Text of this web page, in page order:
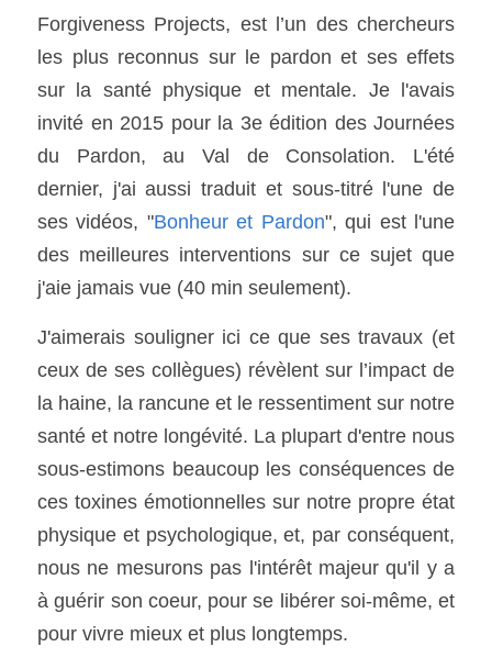
Forgiveness Projects, est l’un des chercheurs
les plus reconnus sur le pardon et ses effets
sur la santé physique et mentale. Je l'avais
invité en 2015 pour la 3e édition des Journées
du Pardon, au Val de Consolation. L'été
dernier, j'ai aussi traduit et sous-titré l'une de
ses vidéos, "Bonheur et Pardon", qui est l'une
des meilleures interventions sur ce sujet que
j'aie jamais vue (40 min seulement).
J'aimerais souligner ici ce que ses travaux (et
ceux de ses collègues) révèlent sur l’impact de
la haine, la rancune et le ressentiment sur notre
santé et notre longévité. La plupart d'entre nous
sous-estimons beaucoup les conséquences de
ces toxines émotionnelles sur notre propre état
physique et psychologique, et, par conséquent,
nous ne mesurons pas l'intérêt majeur qu'il y a
à guérir son coeur, pour se libérer soi-même, et
pour vivre mieux et plus longtemps.